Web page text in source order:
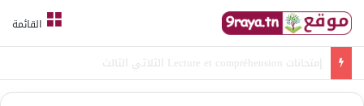
القائمة
امتحانات قواعد لغة الثلاثي الثالث